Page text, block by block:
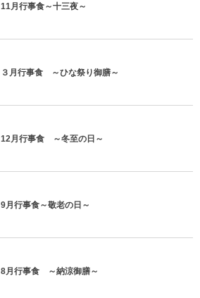
11月行事食～十三夜～
３月行事食 ～ひな祭り御膳～
12月行事食 ～冬至の日～
9月行事食～敬老の日～
8月行事食 ～納涼御膳～